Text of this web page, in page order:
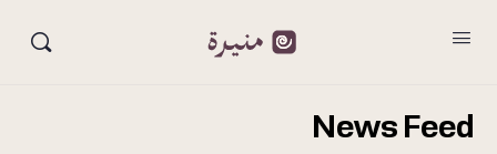
News Feed